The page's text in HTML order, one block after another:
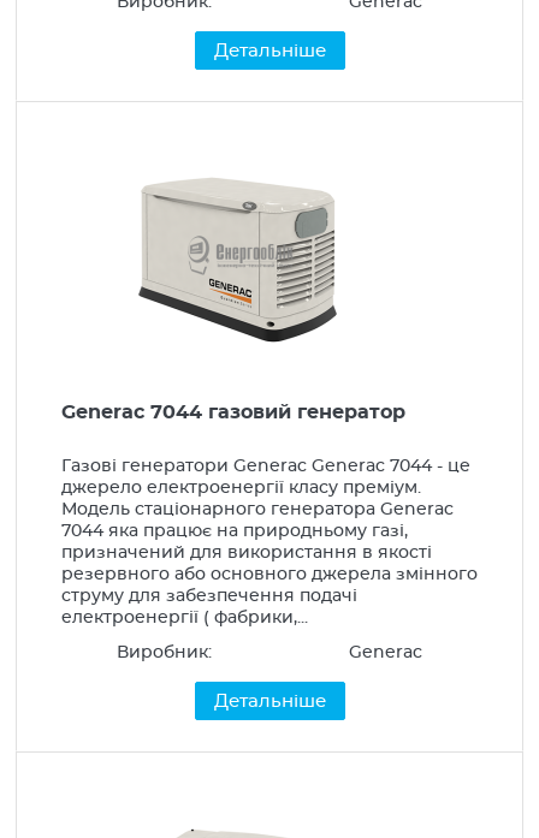
Детальніше
Generac 7044 газовий генератор
Газові генератори Generac Generac 7044 - це
джерело електроенергії класу преміум.
Модель стаціонарного генератора Generac
7044 яка працює на природньому газі,
призначений для використання в якості
резервного або основного джерела змінного
струму для забезпечення подачі
електроенергії ( фабрики,...
Виробник: Generac
Детальніше